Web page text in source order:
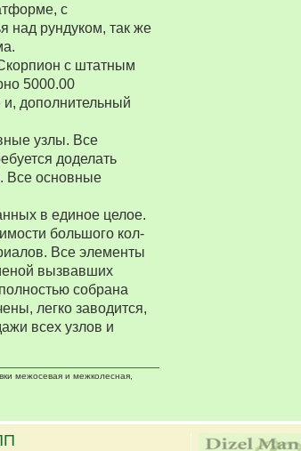
с
над рундуком, так же
с штатным
5000.00
дополнительный
узлы. Все
доделать
Все основные
в единое целое.
большого кол-
Все элементы
вызвавших
собрана
легко заводится,
всех узлов и
межосевая и межколесная,